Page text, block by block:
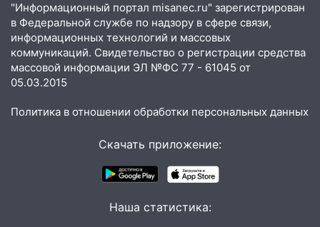
ливня: дорожникам пришлось срочно
расчищать ливнёвки
10:40 Новый мост через Свиягу в
Ульяновске планируют открыть к
сентябрю
10:25
Курьер мошенников из Казани
Димитровграда более 1,1 млн рублей
В Заволжском районе Ульяновска
загорелся легковой автомобиль
В Заволжском районе Ульяновска
"Информационный портал misanec.ru" зарегистрирован
в Федеральной службе по надзору в сфере связи,
информационных технологий и массовых
коммуникаций. Свидетельство о регистрации средства
массовой информации ЭЛ №ФС 77 - 61045 от
05.03.2015
Политика в отношении обработки персональных данных
Скачать приложение:
Наша статистика: